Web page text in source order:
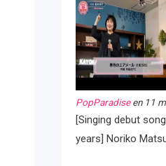
PopParadiseen 11
[Singing debut
years] Noriko